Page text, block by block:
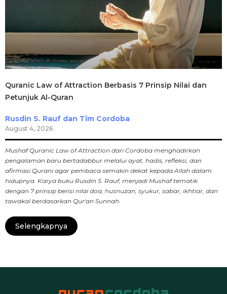
Quranic Law of Attraction Berbasis 7 Prinsip Nilai dan
Petunjuk Al-Quran
Rusdin S. Rauf dan Tim Cordoba
August 4, 2026
Mushaf Quranic Law of Attraction dari Cordoba menghadirkan
pengalaman baru bertadabbur melalui ayat, hadis, refleksi, dan
afirmasi Qurani agar pembaca semakin dekat kepada Allah dalam
hidupnya. Karya buku Rusdin S. Rauf, menjadi Mushaf tematik
dengan 7 prinsip berisi nilai doa, husnuzan, syukur, sabar, ikhtiar, dan
tawakal berdasarkan Qur'an Sunnah.
Selengkapnya